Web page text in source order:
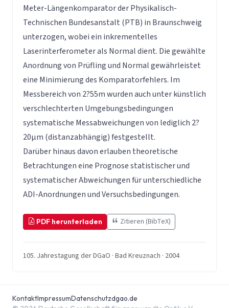
Meter-Längenkomparator der Physikalisch-
Technischen Bundesanstalt (PTB) in Braunschweig
unterzogen, wobei ein inkrementelles
Laserinterferometer als Normal dient. Die gewählte
Anordnung von Prüfling und Normal gewährleistet
eine Minimierung des Komparatorfehlers. Im
Messbereich von 2?55m wurden auch unter künstlich
verschlechterten Umgebungsbedingungen
systematische Messabweichungen von lediglich 2?
20µm (distanzabhängig) festgestellt.
Darüber hinaus davon erlauben theoretische
Betrachtungen eine Prognose statistischer und
systematischer Abweichungen für unterschiedliche
ADI-Anordnungen und Versuchsbedingungen.
PDF herunterladen Zitieren (BibTeX)
105. Jahrestagung der DGaO · Bad Kreuznach · 2004
KontaktImpressumDatenschutzdgao.de